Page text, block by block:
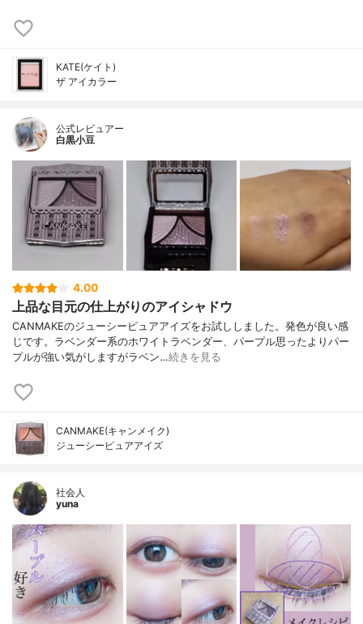
KATE(ケイト)
ザ アイカラー
公式レビュアー
白黒小豆
4.00
上品な目元の仕上がりのアイシャドウ
CANMAKEのジューシーピュアアイズをお試ししました。発色が良い感
じです。ラベンダー系のホワイトラベンダー、パープル思ったよりパー
プルが強い気がしますがラベン…続きを見る
CANMAKE(キャンメイク)
ジューシーピュアアイズ
社会人
yuna